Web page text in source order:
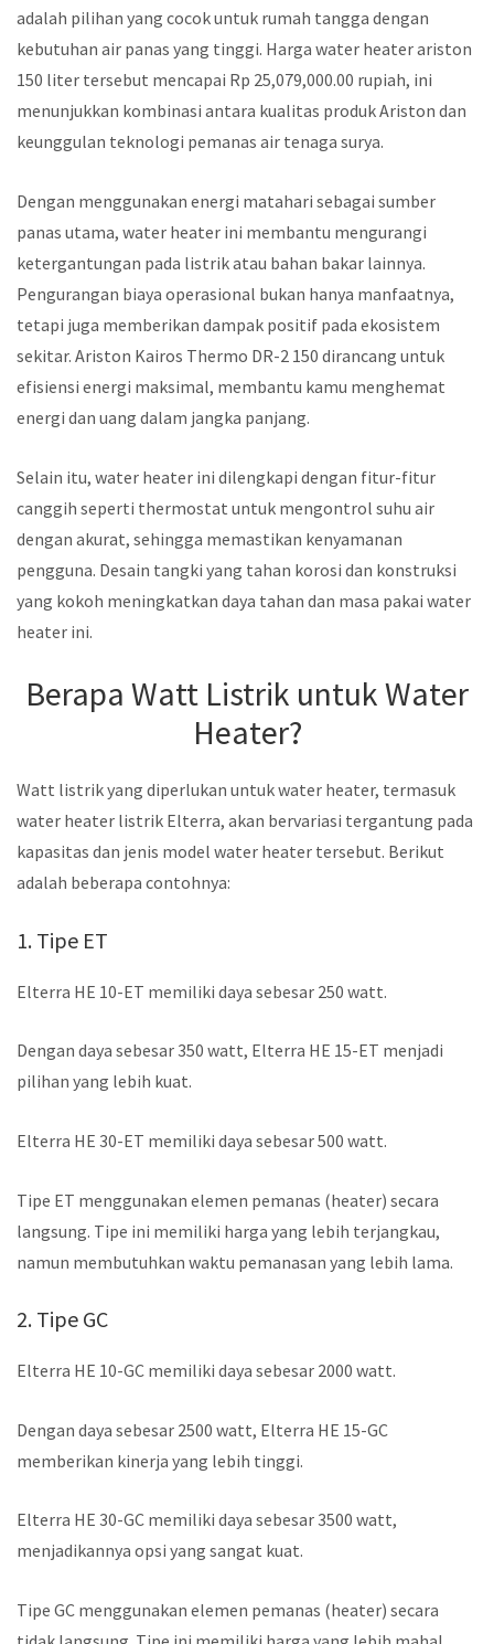
adalah pilihan yang cocok untuk rumah tangga dengan
kebutuhan air panas yang tinggi. Harga water heater ariston
150 liter tersebut mencapai Rp 25,079,000.00 rupiah, ini
menunjukkan kombinasi antara kualitas produk Ariston dan
keunggulan teknologi pemanas air tenaga surya.
Dengan menggunakan energi matahari sebagai sumber
panas utama, water heater ini membantu mengurangi
ketergantungan pada listrik atau bahan bakar lainnya.
Pengurangan biaya operasional bukan hanya manfaatnya,
tetapi juga memberikan dampak positif pada ekosistem
sekitar. Ariston Kairos Thermo DR-2 150 dirancang untuk
efisiensi energi maksimal, membantu kamu menghemat
energi dan uang dalam jangka panjang.
Selain itu, water heater ini dilengkapi dengan fitur-fitur
canggih seperti thermostat untuk mengontrol suhu air
dengan akurat, sehingga memastikan kenyamanan
pengguna. Desain tangki yang tahan korosi dan konstruksi
yang kokoh meningkatkan daya tahan dan masa pakai water
heater ini.
Berapa Watt Listrik untuk Water
Heater?
Watt listrik yang diperlukan untuk water heater, termasuk
water heater listrik Elterra, akan bervariasi tergantung pada
kapasitas dan jenis model water heater tersebut. Berikut
adalah beberapa contohnya:
1. Tipe ET
Elterra HE 10-ET memiliki daya sebesar 250 watt.
Dengan daya sebesar 350 watt, Elterra HE 15-ET menjadi
pilihan yang lebih kuat.
Elterra HE 30-ET memiliki daya sebesar 500 watt.
Tipe ET menggunakan elemen pemanas (heater) secara
langsung. Tipe ini memiliki harga yang lebih terjangkau,
namun membutuhkan waktu pemanasan yang lebih lama.
2. Tipe GC
Elterra HE 10-GC memiliki daya sebesar 2000 watt.
Dengan daya sebesar 2500 watt, Elterra HE 15-GC
memberikan kinerja yang lebih tinggi.
Elterra HE 30-GC memiliki daya sebesar 3500 watt,
menjadikannya opsi yang sangat kuat.
Tipe GC menggunakan elemen pemanas (heater) secara